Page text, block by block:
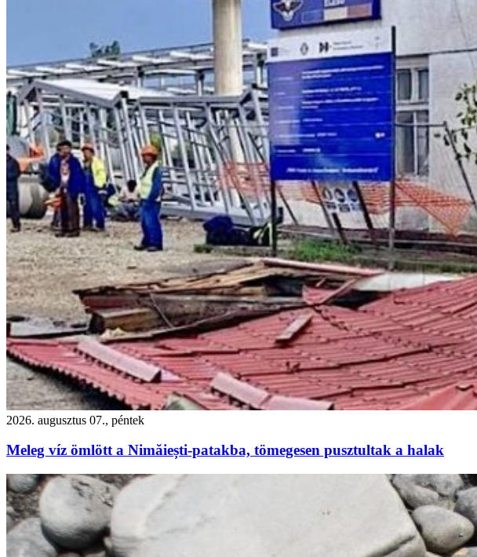
2026. augusztus 07., péntek
Meleg víz ömlött a Nimăiești-patakba, tömegesen pusztultak a halak